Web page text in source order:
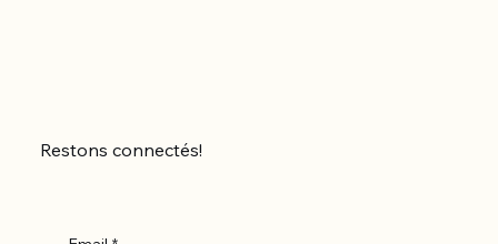
Restons connectés!